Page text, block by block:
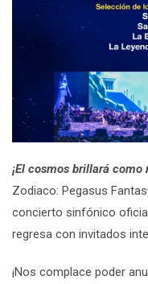
¡El cosmos brillará como
Zodiaco: Pegasus
concierto sinfónico
regresa con invitados
¡Nos complace poder